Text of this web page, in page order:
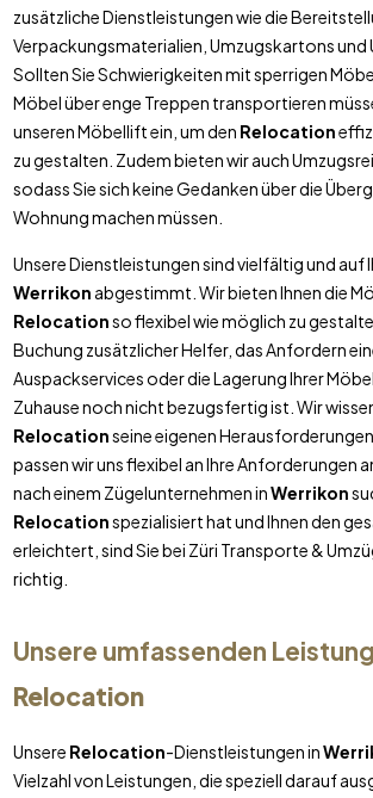
zusätzliche Dienstleistungen wie die
Verpackungsmaterialien, Umzugskartons und
Sollten Sie Schwierigkeiten mit sperrigen
Möbel über enge Treppen transportieren
unseren Möbellift ein, um den Relocation
zu gestalten. Zudem bieten wir auch
sodass Sie sich keine Gedanken über die
Wohnung machen müssen.
Unsere Dienstleistungen sind vielfältig und auf
Werrikon abgestimmt. Wir bieten Ihnen die
Relocationso flexibel wie möglich zu
Buchung zusätzlicher Helfer, das Anfordern
Auspackservices oder die Lagerung Ihrer
Zuhause noch nicht bezugsfertig ist. Wir
Relocationseine eigenen
passen wir uns flexibel an Ihre Anforderungen
nach einem Zügelunternehmen inWerrikon
Relocationspezialisiert hat und Ihnen den
erleichtert, sind Sie bei Züri Transporte &
richtig.
Unsere umfassenden
Relocation
Unsere Relocation-Dienstleistungen in
Vielzahl von Leistungen, die speziell darauf